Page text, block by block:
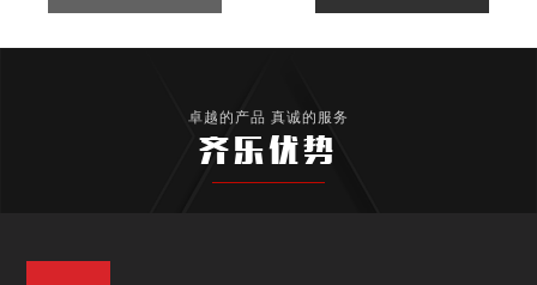
卓越的产品 真诚的服务
齐乐优势